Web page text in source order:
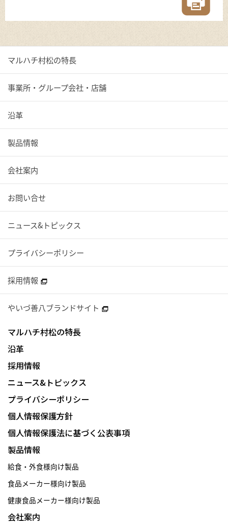
マルハチ村松の特長
事業所・グループ会社・店舗
沿革
製品情報
会社案内
お問い合せ
ニュース&トピックス
プライバシーポリシー
採用情報
やいづ善八ブランドサイト
マルハチ村松の特長
沿革
採用情報
ニュース&トピックス
プライバシーポリシー
個人情報保護方針
個人情報保護法に基づく公表事項
製品情報
給食・外食様向け製品
食品メーカー様向け製品
健康食品メーカー様向け製品
会社案内